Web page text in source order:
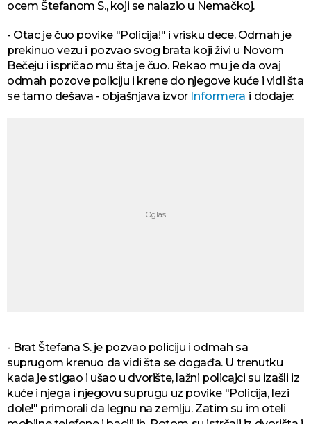
ocem Štefanom S., koji se nalazio u Nemačkoj.
- Otac je čuo povike "Policija!" i vrisku dece. Odmah je
prekinuo vezu i pozvao svog brata koji živi u Novom
Bečeju i ispričao mu šta je čuo. Rekao mu je da ovaj
odmah pozove policiju i krene do njegove kuće i vidi šta
se tamo dešava - objašnjava izvor Informera i dodaje:
- Brat Štefana S. je pozvao policiju i odmah sa
suprugom krenuo da vidi šta se događa. U trenutku
kada je stigao i ušao u dvorište, lažni policajci su izašli iz
kuće i njega i njegovu suprugu uz povike "Policija, lezi
dole!" primorali da legnu na zemlju. Zatim su im oteli